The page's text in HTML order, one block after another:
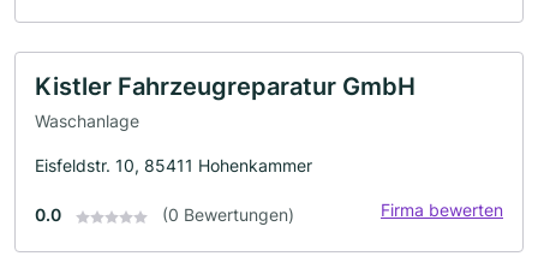
Kistler Fahrzeugreparatur GmbH
Waschanlage
Eisfeldstr. 10, 85411 Hohenkammer
0.0 (0 Bewertungen) Firma bewerten